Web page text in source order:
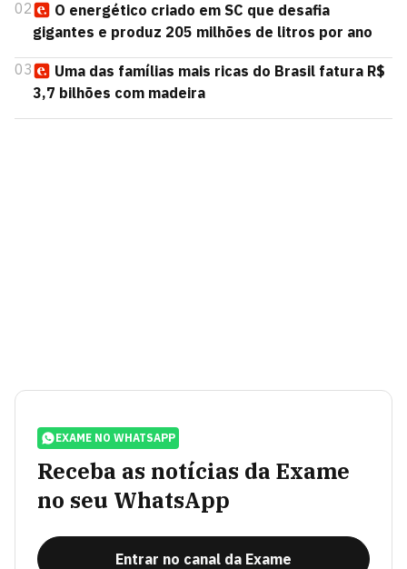
02
O energético criado em SC que desafia
gigantes e produz 205 milhões de litros por ano
03
Uma das famílias mais ricas do Brasil fatura R$
3,7 bilhões com madeira
EXAME NO WHATSAPP
Receba as notícias da Exame
no seu WhatsApp
Entrar no canal da Exame